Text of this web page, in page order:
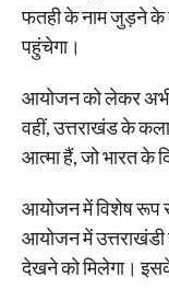
फतही के नाम जुड़ने के
पहुंचेगा।
आयोजन को लेकर अभी
वहीं, उत्तराखंड के
आत्मा हैं, जो भारत के
आयोजन में विशेष रूप
आयोजन में
देखने को मिलेगा।